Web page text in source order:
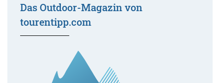
Das Outdoor-Magazin von
tourentipp.com